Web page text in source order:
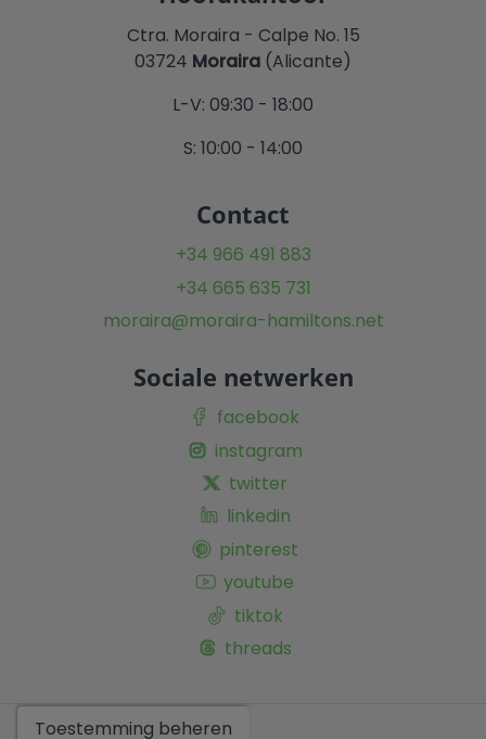
Ctra. Moraira - Calpe No. 15
03724 Moraira (Alicante)
L-V: 09:30 - 18:00
S: 10:00 - 14:00
Contact
+34 966 491 883
+34 665 635 731
moraira@moraira-hamiltons.net
Sociale netwerken
facebook
instagram
twitter
linkedin
pinterest
youtube
tiktok
threads
Toestemming beheren